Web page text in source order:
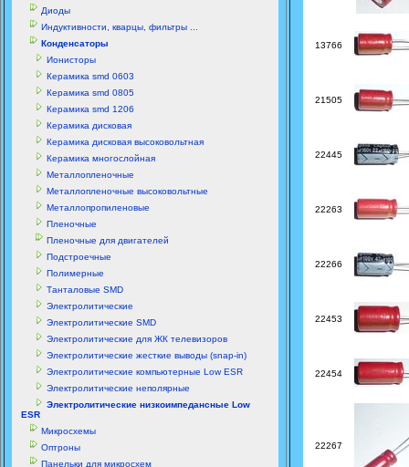
Диоды
Индуктивности, кварцы, фильтры ...
Конденсаторы
Ионисторы
Керамика smd 0603
Керамика smd 0805
Керамика smd 1206
Керамика дисковая
Керамика дисковая высоковольтная
Керамика многослойная
Металлопленочные
Металлопленочные высоковольтные
Металлопропиленовые
Пленочные
Пленочные для двигателей
Подстроечные
Полимерные
Танталовые SMD
Электролитические
Электролитические SMD
Электролитические для ЖК телевизоров
Электролитические жесткие выводы (snap-in)
Электролитические компьютерные Low ESR
Электролитические неполярные
Электролитические низкоимпедансные Low
ESR
Микросхемы
Оптроны
Панельки для микросхем
13766
21505
22445
22263
22266
22453
22454
22267